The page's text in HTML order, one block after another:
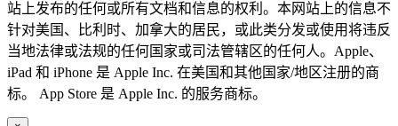
站上发布的任何或所有文档和信息的权利。本网站上的信息不
针对美国、比利时、加拿大的居民，或此类分发或使用将违反
当地法律或法规的任何国家或司法管辖区的任何人。Apple、
iPad 和 iPhone 是 Apple Inc. 在美国和其他国家/地区注册的商
标。 App Store 是 Apple Inc. 的服务商标。